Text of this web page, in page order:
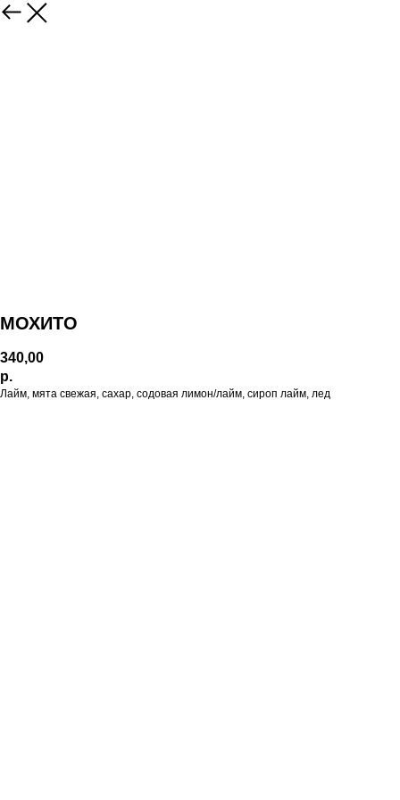
МОХИТО
340,00
р.
Лайм, мята свежая, сахар, содовая лимон/лайм, сироп лайм, лед